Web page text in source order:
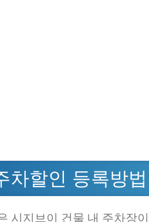
차할인 등록방법
시지브이 건물 내 주차장